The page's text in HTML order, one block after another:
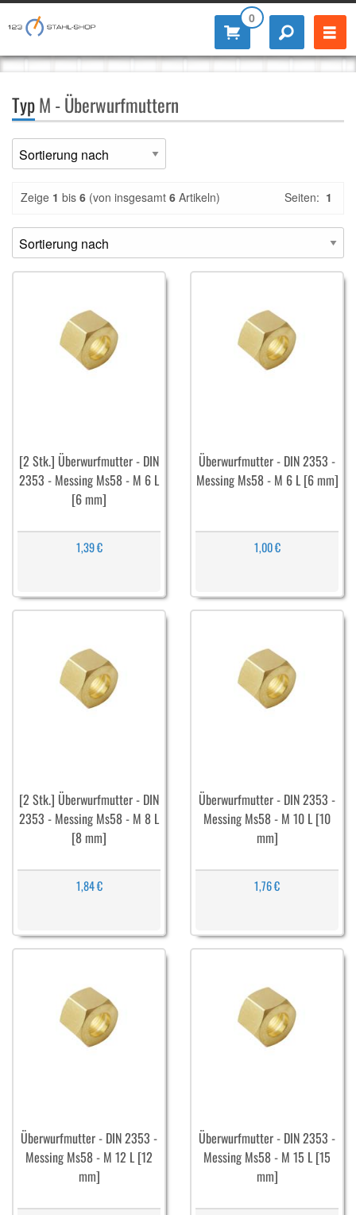
0
TypM - Überwurfmuttern
Zeige 1 bis 6 (von insgesamt 6 Artikeln) Seiten: 1
[2 Stk.] Überwurfmutter - DIN
2353 - Messing Ms58 - M 6 L
[6 mm]
1,39 €
Überwurfmutter - DIN 2353 -
Messing Ms58 - M 6 L [6 mm]
1,00 €
[2 Stk.] Überwurfmutter - DIN
2353 - Messing Ms58 - M 8 L
[8 mm]
1,84 €
Überwurfmutter - DIN 2353 -
Messing Ms58 - M 10 L [10
mm]
1,76 €
Überwurfmutter - DIN 2353 -
Messing Ms58 - M 12 L [12
mm]
Überwurfmutter - DIN 2353 -
Messing Ms58 - M 15 L [15
mm]